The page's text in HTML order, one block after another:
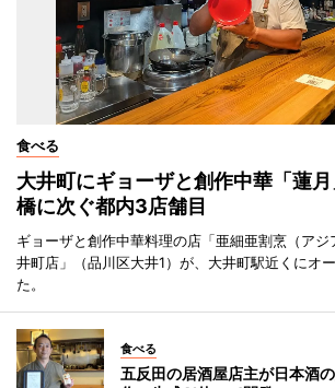
食べる
大井町にギョーザと創作中華「蓮
橋に次ぐ都内3店舗目
ギョーザと創作中華料理の店「亜細亜割烹（ア
井町店」（品川区大井1）が、大井町駅近くにオ
た。
食べる
五反田の居酒屋店主が日本酒